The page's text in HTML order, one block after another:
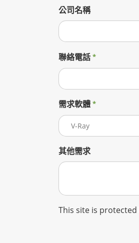
公司名稱
聯絡電話
需求軟體
其他需求
This site is protected